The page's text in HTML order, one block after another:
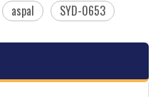
aspal SYD-0653